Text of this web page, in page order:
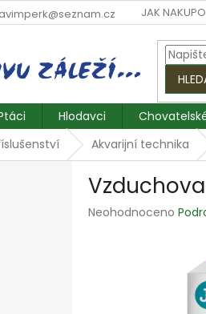
JAK
Hlodavci
Akvarijní technika
Průměrné
Neohodnoceno